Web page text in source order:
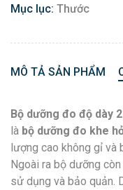
Mục lục: Thước
MÔ TẢ SẢN PHẨM
Bộ dưỡng đo độ dày
là bộ dưỡng đo khe
lượng cao không gỉ và
Ngoài ra bộ dưỡng
sử dụng và bảo quản.